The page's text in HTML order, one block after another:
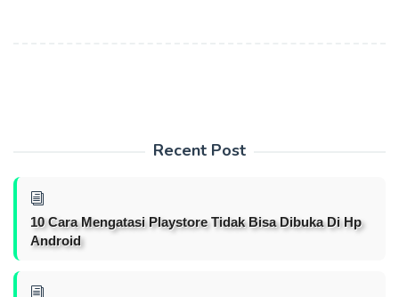
Recent Post
10 Cara Mengatasi Playstore Tidak Bisa Dibuka Di Hp
Android